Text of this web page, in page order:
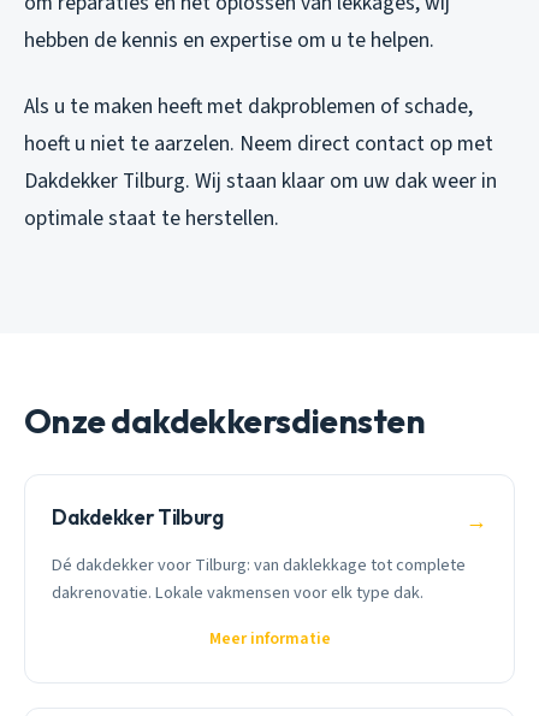
hebben de kennis en expertise om u te helpen.
Als u te maken heeft met dakproblemen of schade,
hoeft u niet te aarzelen. Neem direct contact op met
Dakdekker Tilburg. Wij staan klaar om uw dak weer in
optimale staat te herstellen.
Onze dakdekkersdiensten
Dakdekker Tilburg →
Dé dakdekker voor Tilburg: van daklekkage tot complete
dakrenovatie. Lokale vakmensen voor elk type dak.
Meer informatie